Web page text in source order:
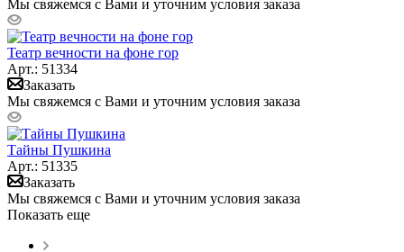
Мы свяжемся с Вами и уточним условия заказа
Театр вечности на фоне гор
Арт.: 51334
Заказать
Мы свяжемся с Вами и уточним условия заказа
Тайны Пушкина
Арт.: 51335
Заказать
Мы свяжемся с Вами и уточним условия заказа
Показать еще